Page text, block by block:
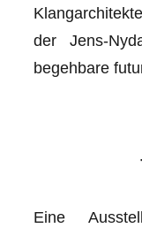
der Jens-
begehbare
Eine